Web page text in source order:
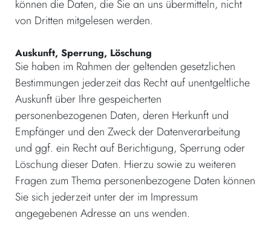
können die Daten, die Sie an uns übermitteln, nicht
von Dritten mitgelesen werden.
Auskunft, Sperrung, Löschung
Sie haben im Rahmen der geltenden gesetzlichen
Bestimmungen jederzeit das Recht auf unentgeltliche
Auskunft über Ihre gespeicherten
personenbezogenen Daten, deren Herkunft und
Empfänger und den Zweck der Datenverarbeitung
und ggf. ein Recht auf Berichtigung, Sperrung oder
Löschung dieser Daten. Hierzu sowie zu weiteren
Fragen zum Thema personenbezogene Daten können
Sie sich jederzeit unter der im Impressum
angegebenen Adresse an uns wenden.